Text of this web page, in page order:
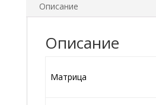
Описание
Описание
Матрица